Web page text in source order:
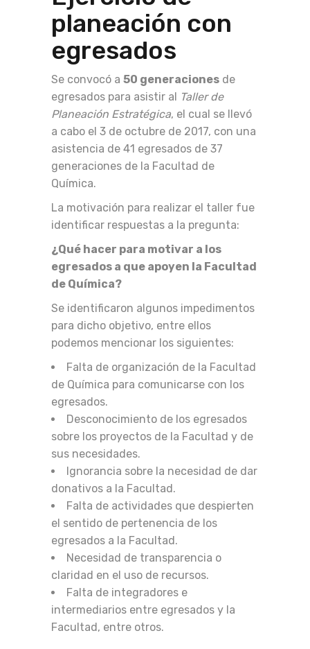
planeación con
egresados
Se convocó a 50 generaciones de
egresados para asistir al Taller de
Planeación Estratégica, el cual se llevó
a cabo el 3 de octubre de 2017, con una
asistencia de 41 egresados de 37
generaciones de la Facultad de
Química.
La motivación para realizar el taller fue
identificar respuestas a la pregunta:
¿Qué hacer para motivar a los
egresados a que apoyen la Facultad
de Química?
Se identificaron algunos impedimentos
para dicho objetivo, entre ellos
podemos mencionar los siguientes:
Falta de organización de la Facultad
de Química para comunicarse con los
egresados.
Desconocimiento de los egresados
sobre los proyectos de la Facultad y de
sus necesidades.
Ignorancia sobre la necesidad de dar
donativos a la Facultad.
Falta de actividades que despierten
el sentido de pertenencia de los
egresados a la Facultad.
Necesidad de transparencia o
claridad en el uso de recursos.
Falta de integradores e
intermediarios entre egresados y la
Facultad, entre otros.